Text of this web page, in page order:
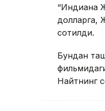
“Индиана
долларга,
сотилди.
Бундан
Найтнинг